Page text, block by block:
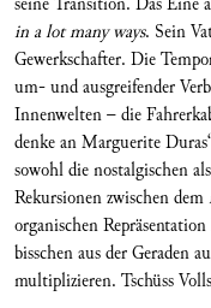
in a lot many ways. Sein
Gewerkschafter. Die
um- und ausgreifender
Innenwelten – die
denke an Marguerite Duras‘
sowohl die nostalgischen
Rekursionen zwischen dem
organischen
bisschen aus der Geraden
multiplizieren. Tschüss